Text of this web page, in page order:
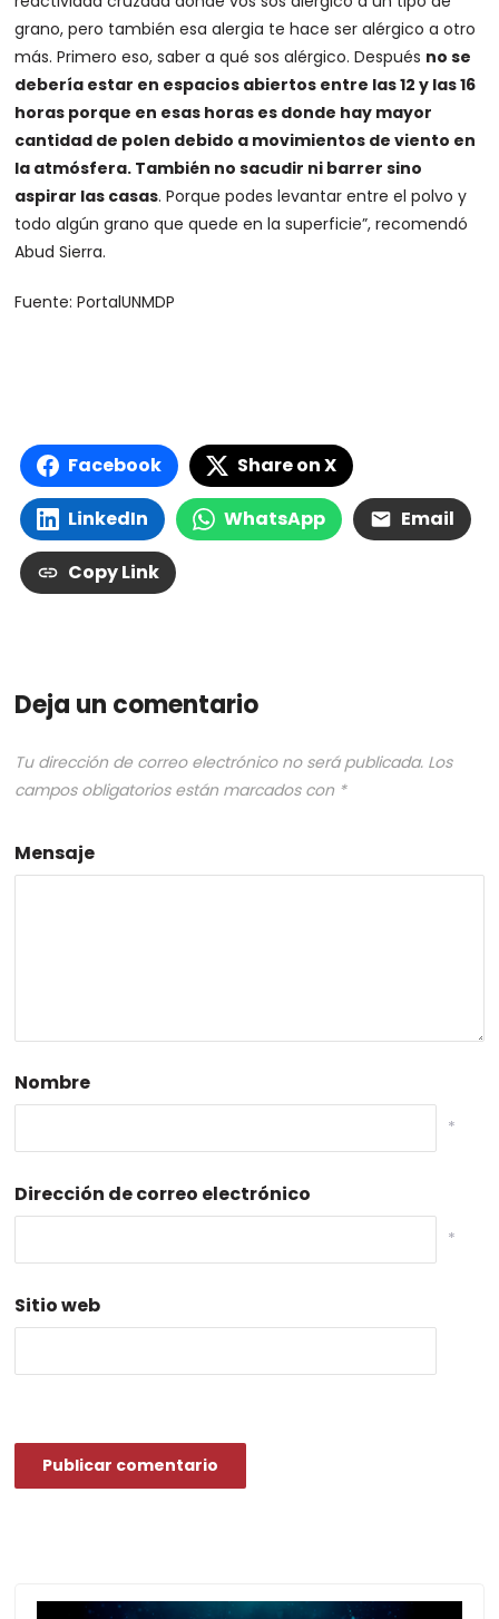
grano, pero también esa alergia te hace ser alérgico a otro
más. Primero eso, saber a qué sos alérgico. Después no se
debería estar en espacios abiertos entre las 12 y las 16
horas porque en esas horas es donde hay mayor
cantidad de polen debido a movimientos de viento en
la atmósfera. También no sacudir ni barrer sino
aspirar las casas. Porque podes levantar entre el polvo y
todo algún grano que quede en la superficie”, recomendó
Abud Sierra.
Fuente: PortalUNMDP
Facebook Share on X
LinkedIn WhatsApp Email
Copy Link
Deja un comentario
Tu dirección de correo electrónico no será publicada. Los
campos obligatorios están marcados con *
Mensaje
Nombre
*
Dirección de correo electrónico
*
Sitio web